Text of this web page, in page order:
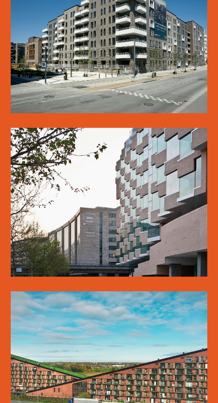
BASTIONEN
LÆS MERE
ØRESTAD SKOLE
SE MERE
GREEN HILLS
SE MERE